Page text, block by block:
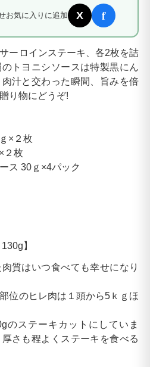
お気に入りに追加 X f
ーロインステーキ、各2枚を詰
トヨニシソースは特製黒にん
汁と交わった瞬間、旨みを倍
り物にどうぞ!
×２枚
２枚
ス 30ｇ×4パック
】
質はいつ食べても幸せになり
位のヒレ肉は１頭から5ｋｇほ
のステーキカットにしていま
さも程よくステーキを食べる